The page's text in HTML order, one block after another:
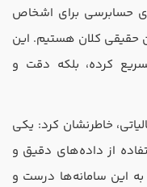
شاهد کاهش 50 درصدی حسابرسی برای اشخاص
مودیان حقیقی کلان هستیم. این
کرده، بلکه دقت و
خاطرنشان کرد: یکی
از داده‌های دقیق و
به این سامانه‌ها درست و